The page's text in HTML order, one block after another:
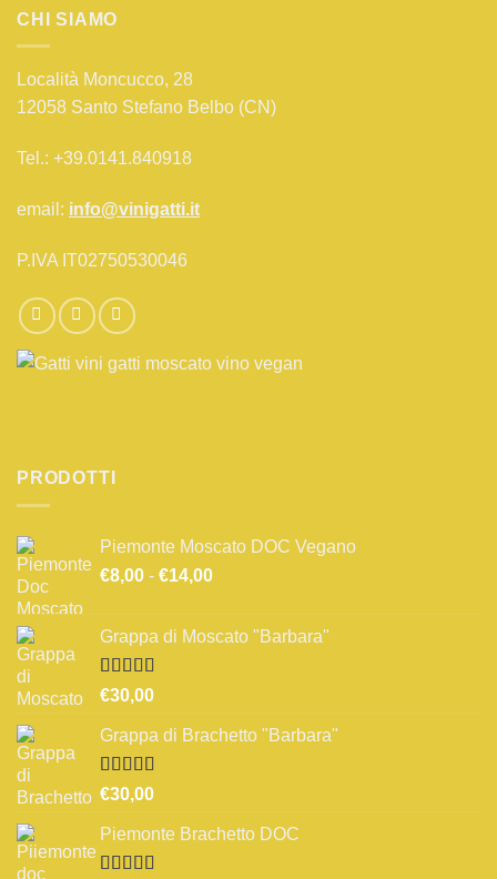
CHI SIAMO
Località Moncucco, 28
12058 Santo Stefano Belbo (CN)
Tel.: +39.0141.840918
email: info@vinigatti.it
P.IVA IT02750530046
PRODOTTI
Piemonte Moscato DOC Vegano
€8,00 - €14,00Fascia
da
Grappa di Moscato "Barbara"
Valutato
su 5
€30,00
Grappa di Brachetto "Barbara"
Valutato
su 5
€30,00
Piemonte Brachetto DOC